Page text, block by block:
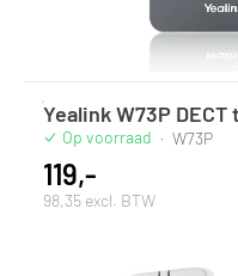
Yealink W73P
Op voorraad · W73P
119,-
98,35 excl. BTW